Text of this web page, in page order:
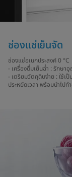
ช่องแช่เย็นจัด
ช่องแช่อเนกประสงค์ 0 °C
- เครื่องดื่มเย็นฉ่ำ : รักษา
- เตรียมวัตถุดิบง่าย : ใช้เ
ประหยัดเวลา พร้อมนำไปท